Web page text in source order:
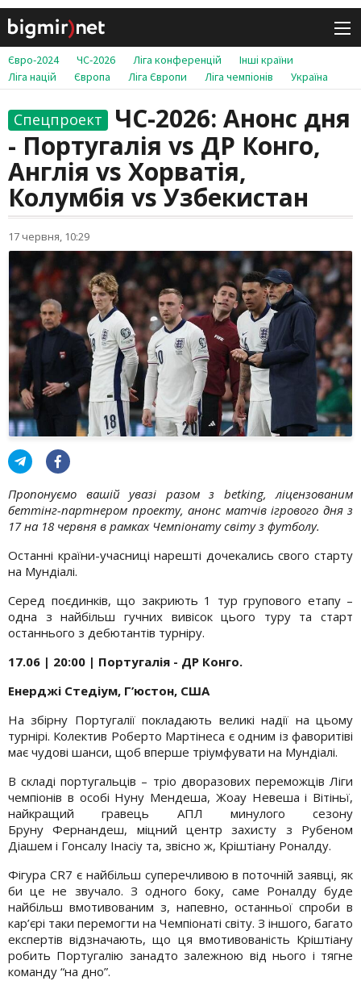
Євро-2024 ЧС-2026 Ліга конференцій
Інші країни
Ліга націй
Європа Ліга Європи Ліга чемпіонів Україна
Спецпроект
ЧС-2026: Анонс дня
- Португалія vs ДР Конго,
Англія vs Хорватія,
Колумбія vs Узбекистан
17 червня, 10:29
Пропонуємо вашій увазі разом з betking, ліцензованим
беттінг-партнером проекту, анонс матчів ігрового дня з
17 на 18 червня в рамках Чемпіонату світу з футболу.
Останні країни-учасниці нарешті дочекались свого старту
на Мундіалі.
Серед поєдинків, що закриють 1 тур групового етапу –
одна з найбільш гучних вивісок цього туру та старт
останнього з дебютантів турніру.
17.06 | 20:00 | Португалія - ДР Конго.
Енерджі Стедіум, Г’юстон, США
На збірну Португалії покладають великі надії на цьому
турнірі. Колектив Роберто Мартінеса є одним із фаворитіві
має чудові шанси, щоб вперше тріумфувати на Мундіалі.
В складі португальців – тріо дворазових переможців Ліги
чемпіонів в особі Нуну Мендеша, Жоау Невеша і Вітіньї,
найкращий гравець АПЛ минулого сезону
Бруну Фернандеш, міцний центр захисту з Рубеном
Діашем і Гонсалу Інасіу та, звісно ж, Кріштіану Роналду.
Фігура CR7 є найбільш суперечливою в поточній заявці, як
би це не звучало. З одного боку, саме Роналду буде
найбільш вмотивованим з, напевно, останньої спроби в
кар’єрі таки перемогти на Чемпіонаті світу. З іншого, багато
експертів відзначають, що ця вмотивованість Кріштіану
робить Португалію занадто залежною від нього і тягне
команду “на дно”.